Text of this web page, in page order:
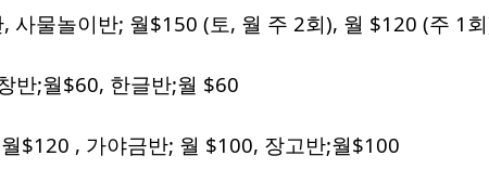
사물놀이반; 월$150 (토, 월 주 2회), 월 $120 (주 1
반;월$60, 한글반;월 $60
$120 , 가야금반; 월 $100, 장고반;월$100